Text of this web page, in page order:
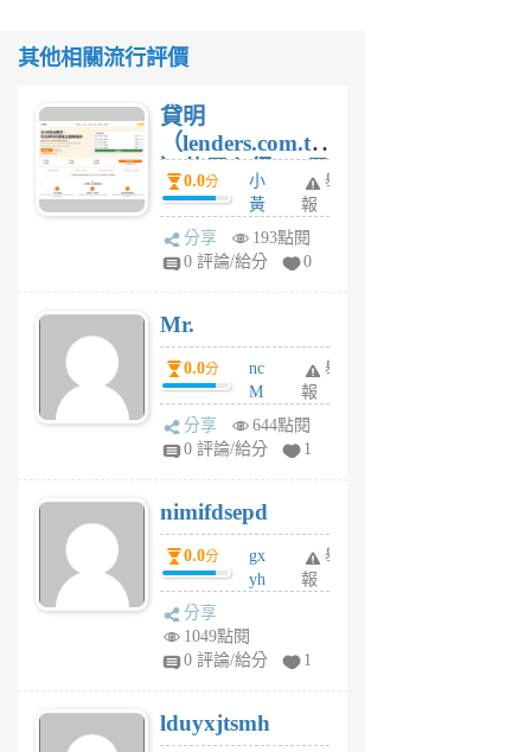
其他相關流行評價
貸明
（lenders.com.tw
）使用心得 — 民
間貸款比較平台
體驗
0.0分
小
黃
蜂
1
舉
報
分享
193點閱
0 評論/給分
0
Mr.
0.0分
nc
M
U
F
U
5
個
月
舉
報
分享
644點閱
0 評論/給分
1
nimifdsepd
0.0分
gx
yh
jl
月
前
舉
報
分享
1049點閱
0 評論/給分
1
lduyxjtsmh